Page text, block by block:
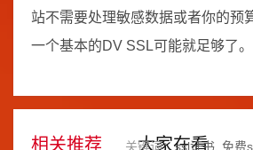
站不需要处理敏感数据或者你的预
一个基本的DV SSL可能就足够了。
相关推荐 大家在看
关键词：ssl证书 免费